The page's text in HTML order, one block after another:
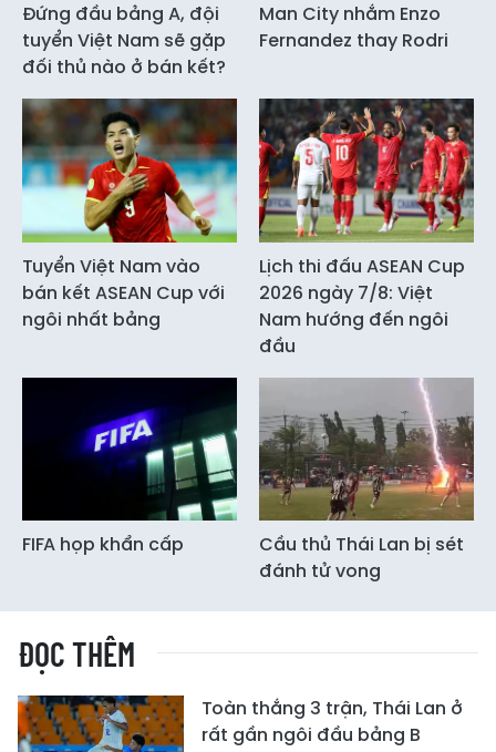
Đứng đầu bảng A, đội
tuyển Việt Nam sẽ gặp
đối thủ nào ở bán kết?
Man City nhắm Enzo
Fernandez thay Rodri
Tuyển Việt Nam vào
bán kết ASEAN Cup với
ngôi nhất bảng
Lịch thi đấu ASEAN Cup
2026 ngày 7/8: Việt
Nam hướng đến ngôi
đầu
FIFA họp khẩn cấp
Cầu thủ Thái Lan bị sét
đánh tử vong
ĐỌC THÊM
Toàn thắng 3 trận, Thái Lan ở
rất gần ngôi đầu bảng B